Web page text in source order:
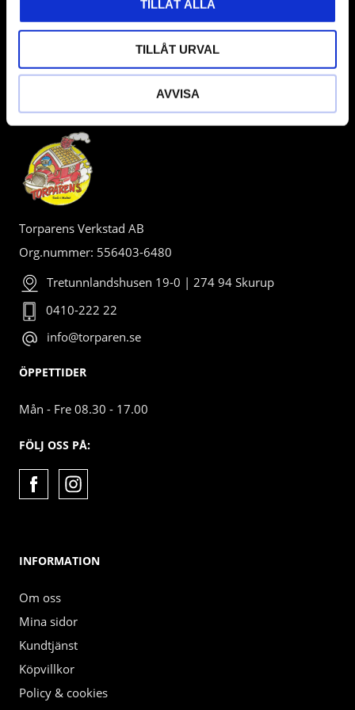
TILLÅT ALLA
TILLÅT URVAL
AVVISA
Torparens Verkstad AB
Org.nummer: 556403-6480
Tretunnlandshusen 19-0 | 274 94 Skurup
0410-222 22
info@torparen.se
ÖPPETTIDER
Mån - Fre 08.30 - 17.00
FÖLJ OSS PÅ:
INFORMATION
Om oss
Mina sidor
Kundtjänst
Köpvillkor
Policy & cookies